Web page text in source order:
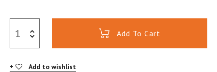
Add To Cart
Add to wishlist